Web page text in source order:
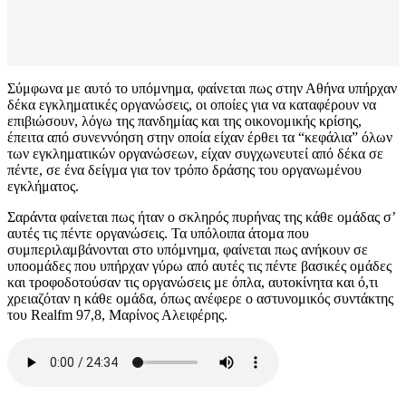
Σύμφωνα με αυτό το υπόμνημα, φαίνεται πως στην Αθήνα υπήρχαν
δέκα εγκληματικές οργανώσεις, οι οποίες για να καταφέρουν να
επιβιώσουν, λόγω της πανδημίας και της οικονομικής κρίσης,
έπειτα από συνεννόηση στην οποία είχαν έρθει τα “κεφάλια” όλων
των εγκληματικών οργανώσεων, είχαν συγχωνευτεί από δέκα σε
πέντε, σε ένα δείγμα για τον τρόπο δράσης του οργανωμένου
εγκλήματος.
Σαράντα φαίνεται πως ήταν ο σκληρός πυρήνας της κάθε ομάδας σ’
αυτές τις πέντε οργανώσεις. Τα υπόλοιπα άτομα που
συμπεριλαμβάνονται στο υπόμνημα, φαίνεται πως ανήκουν σε
υποομάδες που υπήρχαν γύρω από αυτές τις πέντε βασικές ομάδες
και τροφοδοτούσαν τις οργανώσεις με όπλα, αυτοκίνητα και ό,τι
χρειαζόταν η κάθε ομάδα, όπως ανέφερε ο αστυνομικός συντάκτης
του Realfm 97,8, Μαρίνος Αλειφέρης.